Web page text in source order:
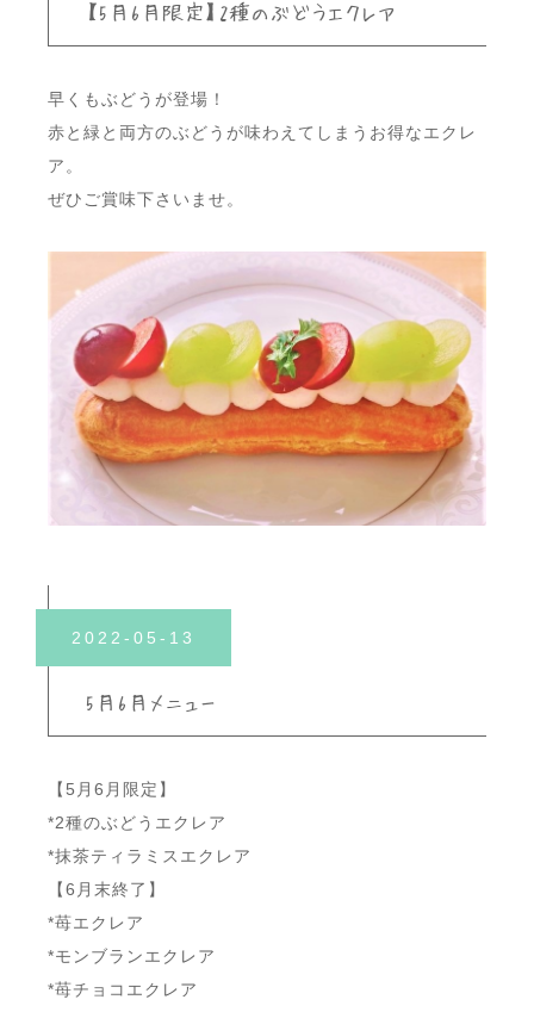
【5月6月限定】2種のぶどうエクレア
早くもぶどうが登場！
赤と緑と両方のぶどうが味わえてしまうお得なエクレ
ア。
ぜひご賞味下さいませ。
2022-05-13
5月6月メニュー
【5月6月限定】
*2種のぶどうエクレア
*抹茶ティラミスエクレア
【6月末終了】
*苺エクレア
*モンブランエクレア
*苺チョコエクレア